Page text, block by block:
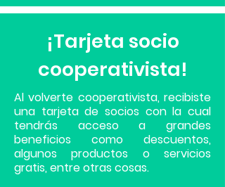
¡Tarjeta socio
cooperativista!
Al volverte cooperativista, recibiste
una tarjeta de socios con la cual
tendrás acceso a grandes
beneficios como descuentos,
algunos productos o servicios
gratis, entre otras cosas.